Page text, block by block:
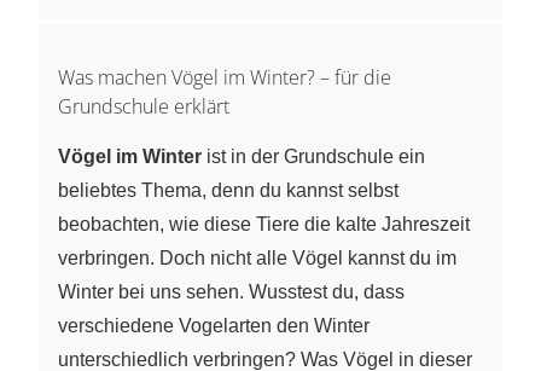
Was machen Vögel im Winter? – für die
Grundschule erklärt
Vögel im Winter ist in der Grundschule ein
beliebtes Thema, denn du kannst selbst
beobachten, wie diese Tiere die kalte Jahreszeit
verbringen. Doch nicht alle Vögel kannst du im
Winter bei uns sehen. Wusstest du, dass
verschiedene Vogelarten den Winter
unterschiedlich verbringen? Was Vögel in dieser